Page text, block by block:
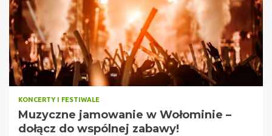
KONCERTY I FESTIWALE
Muzyczne jamowanie w Wołominie –
dołącz do wspólnej zabawy!